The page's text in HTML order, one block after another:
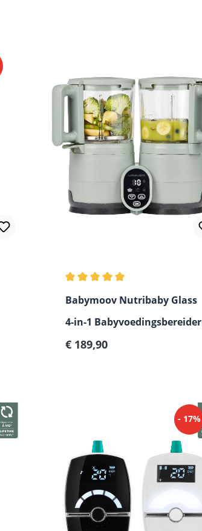
Babymoov Nutribaby Glass
4-in-1 Babyvoedingsbereider
Normale prijs:
€ 189,90
- 17%